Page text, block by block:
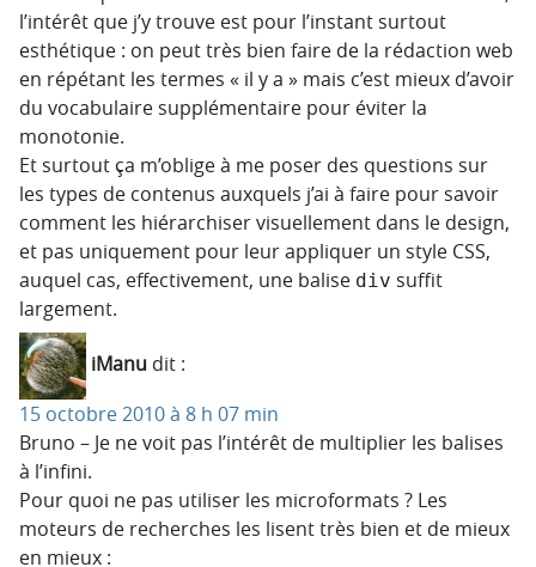
l’intérêt que j’y trouve est pour l’instant surtout
esthétique : on peut très bien faire de la rédaction web
en répétant les termes « il y a » mais c’est mieux d’avoir
du vocabulaire supplémentaire pour éviter la
monotonie.
Et surtout ça m’oblige à me poser des questions sur
les types de contenus auxquels j’ai à faire pour savoir
comment les hiérarchiser visuellement dans le design,
et pas uniquement pour leur appliquer un style CSS,
auquel cas, effectivement, une balise div suffit
largement.
iManu dit :
15 octobre 2010 à 8 h 07 min
Bruno – Je ne voit pas l’intérêt de multiplier les balises
à l’infini.
Pour quoi ne pas utiliser les microformats ? Les
moteurs de recherches les lisent très bien et de mieux
en mieux :